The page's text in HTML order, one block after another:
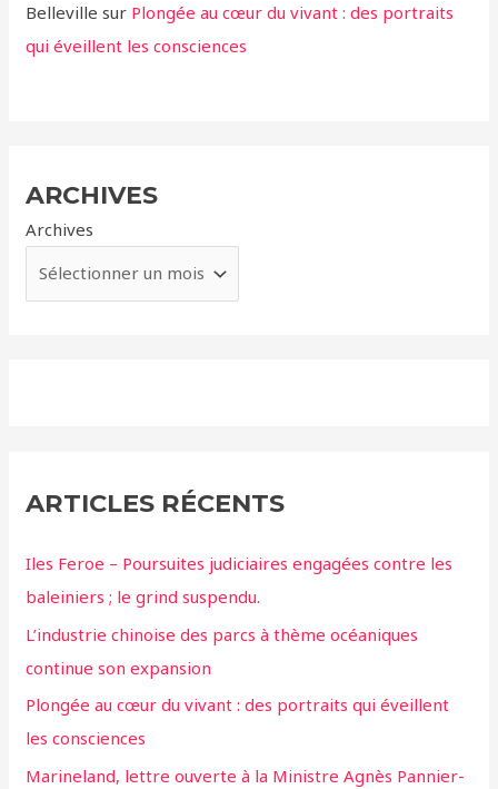
Belleville sur Plongée au cœur du vivant : des portraits
qui éveillent les consciences
ARCHIVES
Archives
ARTICLES RÉCENTS
Iles Feroe – Poursuites judiciaires engagées contre les
baleiniers ; le grind suspendu.
L’industrie chinoise des parcs à thème océaniques
continue son expansion
Plongée au cœur du vivant : des portraits qui éveillent
les consciences
Marineland, lettre ouverte à la Ministre Agnès Pannier-